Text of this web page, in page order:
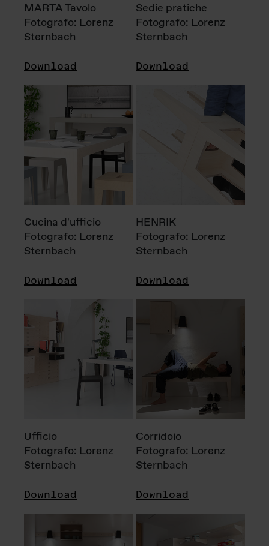
MARTA Tavolo
Fotografo: Lorenz
Sternbach
Download
Sedie pratiche
Fotografo: Lorenz
Sternbach
Download
Cucina d'ufficio
Fotografo: Lorenz
Sternbach
Download
HENRIK
Fotografo: Lorenz
Sternbach
Download
Ufficio
Fotografo: Lorenz
Sternbach
Download
Corridoio
Fotografo: Lorenz
Sternbach
Download